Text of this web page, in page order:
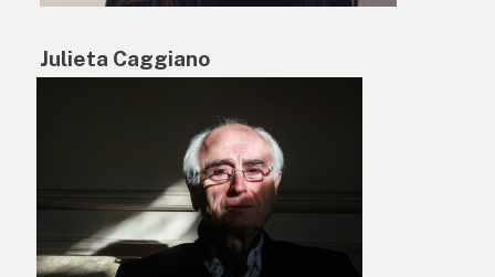
Julieta Caggiano